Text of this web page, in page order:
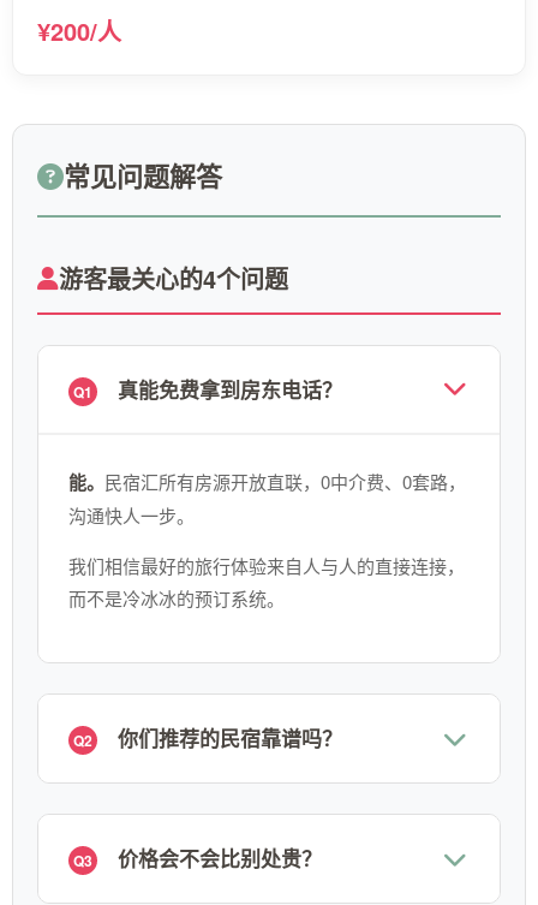
¥200/人
常见问题解答
游客最关心的4个问题
Q1 真能免费拿到房东电话？
能。 民宿汇所有房源开放直联，0中介费、0套路，
沟通快人一步。
我们相信最好的旅行体验来自人与人的直接连接，
而不是冷冰冰的预订系统。
Q2 你们推荐的民宿靠谱吗？
Q3 价格会不会比别处贵？